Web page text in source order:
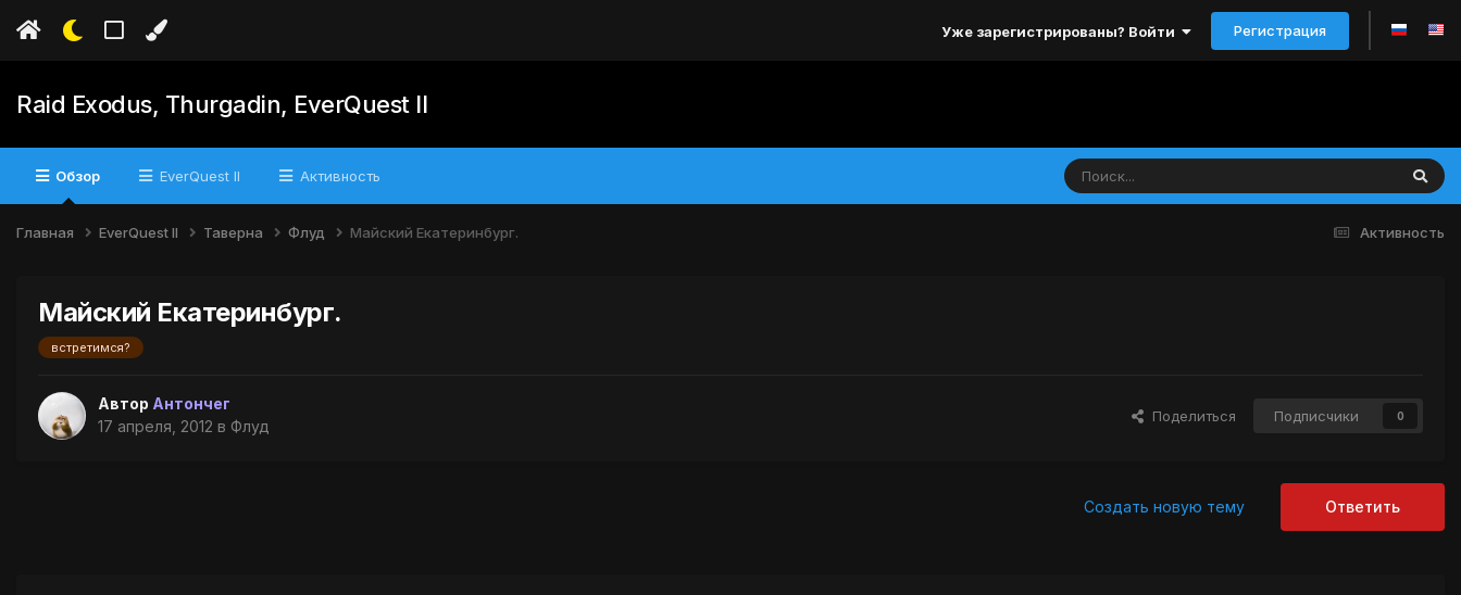
Уже зарегистрированы? Войти Регистрация
Raid Exodus, Thurgadin, EverQuest II
Обзор EverQuest II Активность
Активность
Главная EverQuest II Таверна Флуд Майский Екатеринбург.
Майский Екатеринбург.
встретимся?
Автор Антончег
17 апреля, 2012 в Флуд
Поделиться Подписчики 0
Ответить
Создать новую тему